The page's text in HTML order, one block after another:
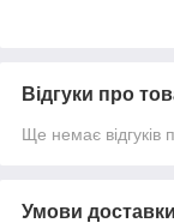
Відгуки про
Ще немає відгуків
Умови доставки